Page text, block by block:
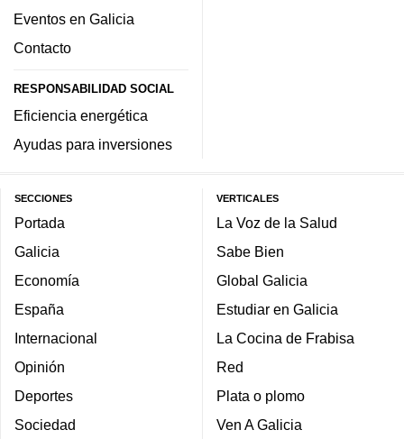
Eventos en Galicia
Contacto
RESPONSABILIDAD SOCIAL
Eficiencia energética
Ayudas para inversiones
SECCIONES
Portada
Galicia
Economía
España
Internacional
Opinión
Deportes
Sociedad
VERTICALES
La Voz de la Salud
Sabe Bien
Global Galicia
Estudiar en Galicia
La Cocina de Frabisa
Red
Plata o plomo
Ven A Galicia